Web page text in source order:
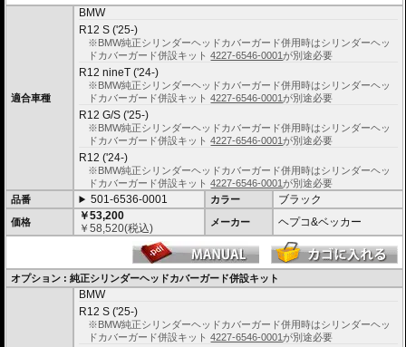
高い安全性
多点に分散し、全体的にダメージを少なくする効果が期待できます。
地面と車体の間への足の挟み込みなども防ぐことも大事な機能です。
品質の差別化
ヘプコ&ベッカーのエンジンガードにはパイプ内部に性質の異なる特殊強化パ
イプをさらに1本追加させた2重構造を採用。
肉厚スチールの加工が施されている車両接合ポイントはトライ&エラーより導
きだされた耐衝撃性に優れた構造です。
また多点支持や、パイプのつなぎ方も差し込みタイプとすることで、充分な強
これらのこだわりを元に、各所にツーリングライフの向上に貢献できるよう工
夫が施されています。
適合車種
BMW
R12 S ('25-)
※BMW純正シリンダーヘッドカバーガード併用時はシリンダーヘッ
ドカバーガード併設キット4227-6546-0001が別途必要
R12 nineT ('24-)
※BMW純正シリンダーヘッドカバーガード併用時はシリンダーヘッ
ドカバーガード併設キット4227-6546-0001が別途必要
R12 G/S ('25-)
※BMW純正シリンダーヘッドカバーガード併用時はシリンダーヘッ
ドカバーガード併設キット4227-6546-0001が別途必要
R12 ('24-)
※BMW純正シリンダーヘッドカバーガード併用時はシリンダーヘッ
ドカバーガード併設キット4227-6546-0001が別途必要
品番
501-6536-0001 カラー ブラック
価格
￥53,200
￥58,520(税込) メーカー ヘプコ&ベッカー
オプション : 純正シリンダーヘッドカバーガード併設キット
BMW
R12 S ('25-)
※BMW純正シリンダーヘッドカバーガード併用時はシリンダーヘッ
ドカバーガード併設キット4227-6546-0001が別途必要